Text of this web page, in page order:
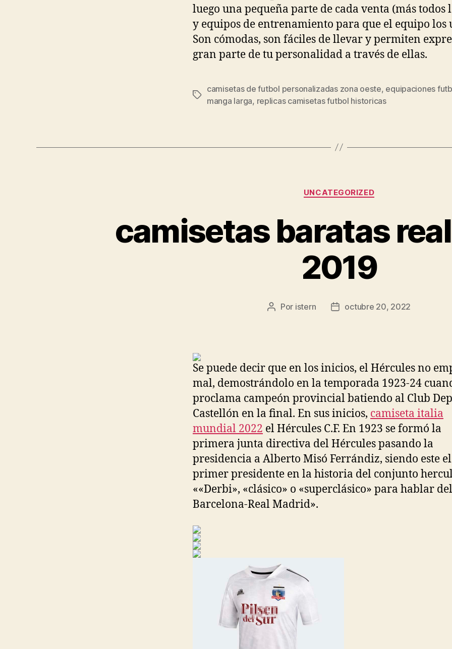
luego una pequeña parte de cada venta (más todos
y equipos de entrenamiento para que el equipo los
Son cómodas, son fáciles de llevar y permiten
gran parte de tu personalidad a través de ellas.
Etiquetas
camisetas de futbol personalizadas zona oeste, equipaciones
manga larga, replicas camisetas futbol historicas
Categorías
UNCATEGORIZED
camisetas baratas
2019
Autor
Por istern
Fechaoctubre 20, 2022
Se puede decir que en los inicios, el Hércules no
mal, demostrándolo en la temporada 1923-24
proclama campeón provincial batiendo al Club
Castellón en la final. En sus inicios, camiseta italia
mundial 2022 el Hércules C.F. En 1923 se formó la
primera junta directiva del Hércules pasando la
presidencia a Alberto Misó Ferrándiz, siendo este el
primer presidente en la historia del conjunto
««Derbi», «clásico» o «superclásico» para hablar del
Barcelona-Real Madrid».